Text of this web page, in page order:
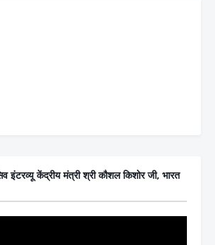
इंटरव्यू केंद्रीय मंत्री श्री कौशल किशोर जी, भारत